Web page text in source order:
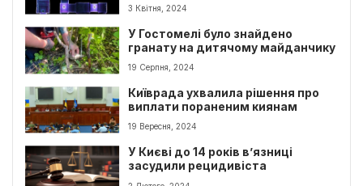
3 Квітня, 2024
У Гостомелі було знайдено
гранату на дитячому майданчику
19 Серпня, 2024
Київрада ухвалила рішення про
виплати пораненим киянам
19 Вересня, 2024
У Києві до 14 років в’язниці
засудили рецидивіста